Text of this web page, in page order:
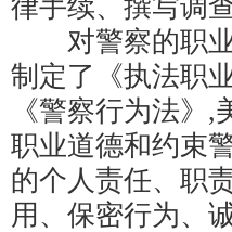
律手续、撰写调
对警察的职业
制定了《执法职
《警察行为法》
职业道德和约束
的个人责任、职
用、保密行为、